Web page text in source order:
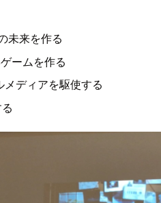
未来を作る
ームを作る
ディアを駆使する